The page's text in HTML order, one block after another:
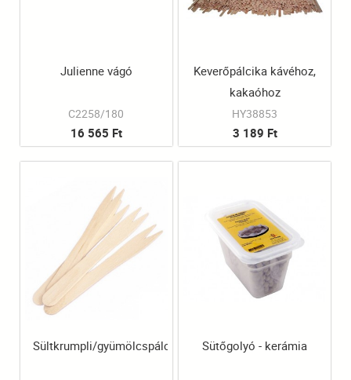
Julienne vágó
C2258/180
16 565 Ft
Keverőpálcika kávéhoz,
kakaóhoz
HY38853
3 189 Ft
Sültkrumpli/gyümölcspálcika Sütőgolyó - kerámia